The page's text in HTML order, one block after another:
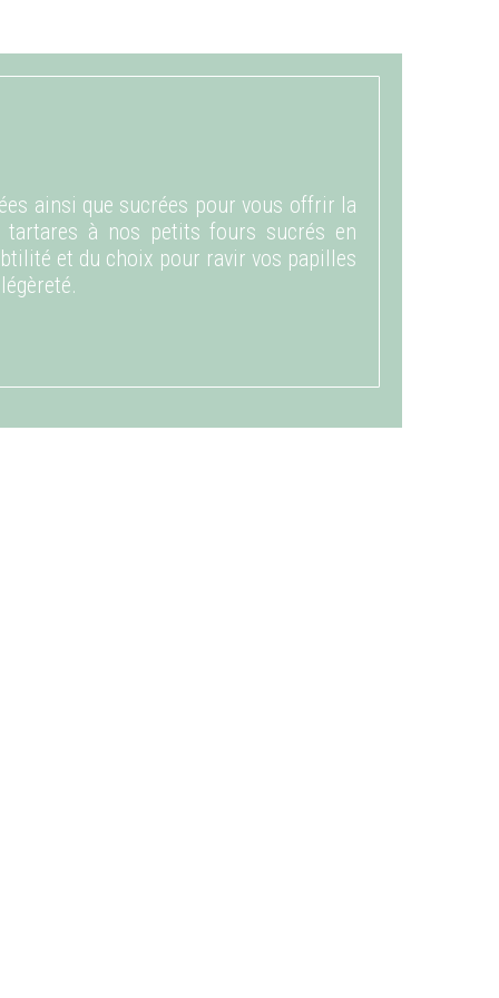
ainsi que sucrées pour vous offrir la
à nos petits fours sucrés en
et du choix pour ravir vos papilles